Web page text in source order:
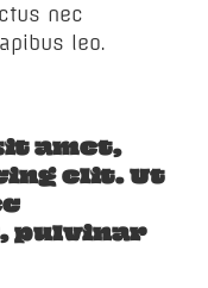
nec
leo.
amet,
elit. Ut
pulvinar